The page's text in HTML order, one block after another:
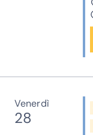
Venerdì
28